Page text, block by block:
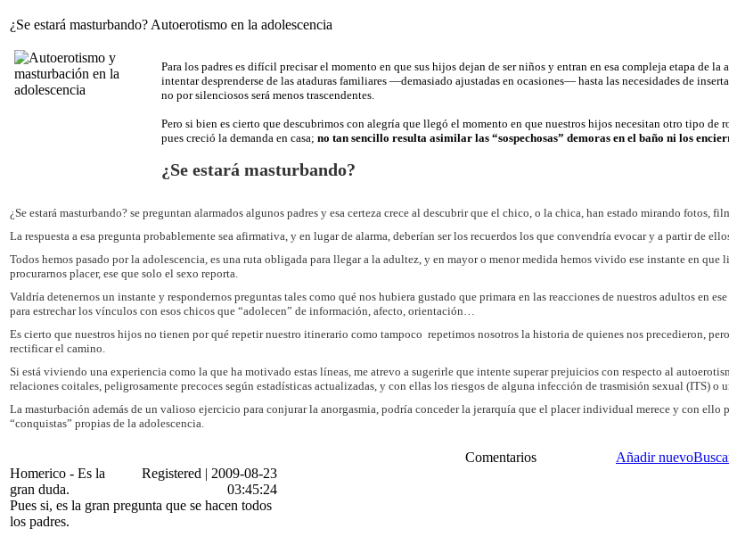
¿Se estará masturbando? Autoerotismo en la adolescencia
Para los padres es difícil precisar el momento en que sus hijos dejan de ser niños y entran en esa compleja etapa de
intentar desprenderse de las ataduras familiares —demasiado ajustadas en ocasiones— hasta las necesidades de
no por silenciosos será menos trascendentes.
Pero si bien es cierto que descubrimos con alegría que llegó el momento en que nuestros hijos necesitan otro tipo de
pues creció la demanda en casa; no tan sencillo resulta asimilar las “sospechosas” demoras en el baño ni los
¿Se estará masturbando?
¿Se estará masturbando? se preguntan alarmados algunos padres y esa certeza crece al descubrir que el chico, o la chica, han estado mirando fotos,
La respuesta a esa pregunta probablemente sea afirmativa, y en lugar de alarma, deberían ser los recuerdos los que convendría evocar y a partir de
Todos hemos pasado por la adolescencia, es una ruta obligada para llegar a la adultez, y en mayor o menor medida hemos vivido ese instante en
procurarnos placer, ese que solo el sexo reporta.
Valdría detenernos un instante y respondernos preguntas tales como qué nos hubiera gustado que primara en las reacciones de nuestros adultos en
para estrechar los vínculos con esos chicos que “adolecen” de información, afecto, orientación…
Es cierto que nuestros hijos no tienen por qué repetir nuestro itinerario como tampoco repetimos nosotros la historia de quienes nos precedieron,
rectificar el camino.
Si está viviendo una experiencia como la que ha motivado estas líneas, me atrevo a sugerirle que intente superar prejuicios con respecto al
relaciones coitales, peligrosamente precoces según estadísticas actualizadas, y con ellas los riesgos de alguna infección de trasmisión sexual (ITS) o
La masturbación además de un valioso ejercicio para conjurar la anorgasmia, podría conceder la jerarquía que el placer individual merece y con ello
“conquistas” propias de la adolescencia.
Comentarios Añadir nuevo
Homerico - Es la
gran duda.
Registered | 2009-08-23
03:45:24
Pues si, es la gran pregunta que se hacen todos
los padres.